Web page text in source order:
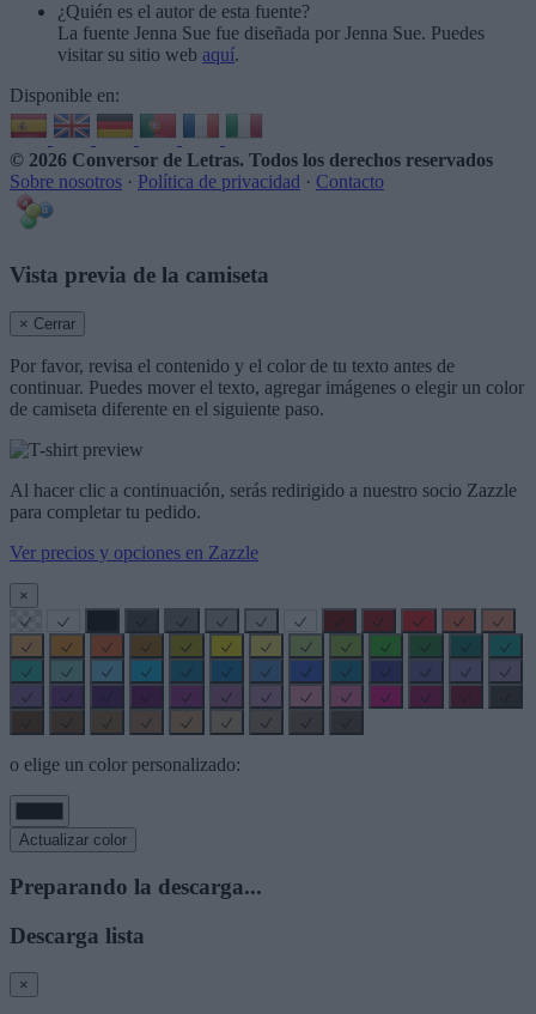
¿Quién es el autor de esta fuente?
La fuente Jenna Sue fue diseñada por Jenna Sue. Puedes
visitar su sitio web aquí.
Disponible en:
© 2026 Conversor de Letras. Todos los derechos reservados
Sobre nosotros · Política de privacidad · Contacto
Vista previa de la camiseta
× Cerrar
Por favor, revisa el contenido y el color de tu texto antes de
continuar. Puedes mover el texto, agregar imágenes o elegir un color
de camiseta diferente en el siguiente paso.
Al hacer clic a continuación, serás redirigido a nuestro socio Zazzle
para completar tu pedido.
Ver precios y opciones en Zazzle
×
o elige un color personalizado:
Actualizar color
Preparando la descarga...
Descarga lista
×